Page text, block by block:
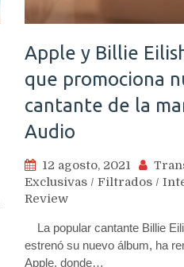
Apple y Billie
que promociona
cantante de la
Audio
12 agosto, 2021
Exclusivas / Filtrados /
Review
La popular cantante Billie
estrenó su nuevo álbum, ha
Apple, donde…